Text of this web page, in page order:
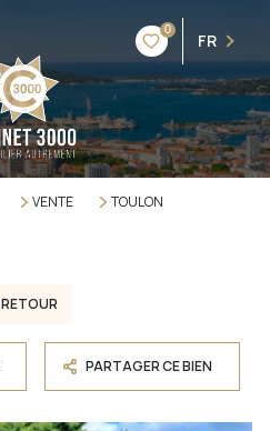
0
FR
VENTE
TOULON
RETOUR
PARTAGER CE BIEN